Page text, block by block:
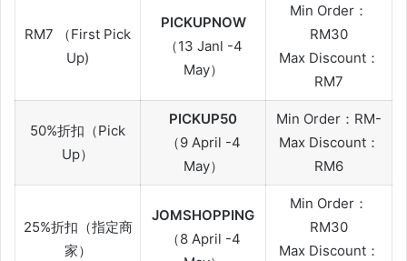
RM7 （First Pick
Up)
PICKUPNOW
（13 Janl -4
May）
Min Order：
RM30
Max Discount：
RM7
50%折扣（Pick
Up）
PICKUP50
（9 April -4
May）
Min Order：RM-
Max Discount：
RM6
25%折扣（指定商
家）
JOMSHOPPING
（8 April -4
Min Order：
RM30
Max Discount：